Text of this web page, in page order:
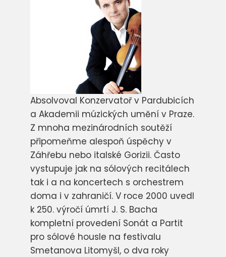
Absolvoval Konzervatoř v Pardubicích
a Akademii múzických umění v Praze.
Z mnoha mezinárodních soutěží
připomeňme alespoň úspěchy v
Záhřebu nebo italské Gorizii. Často
vystupuje jak na sólových recitálech
tak i a na koncertech s orchestrem
doma i v zahraničí. V roce 2000 uvedl
k 250. výročí úmrtí J. S. Bacha
kompletní provedení Sonát a Partit
pro sólové housle na festivalu
Smetanova Litomyšl, o dva roky